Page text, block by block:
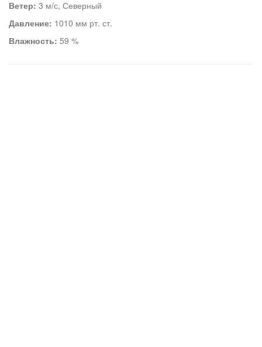
Ветер: 3 м/с, Северный
Давление: 1010 мм рт. ст.
Влажность: 59 %